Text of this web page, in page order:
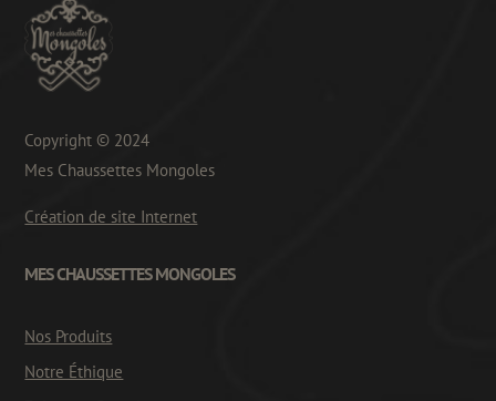
Copyright © 2024
Mes Chaussettes Mongoles
Création de site Internet
MES CHAUSSETTES MONGOLES
Nos Produits
Notre Éthique